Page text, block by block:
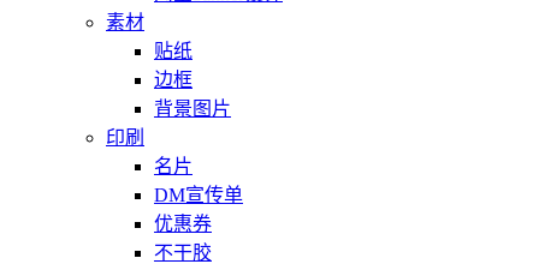
素材
贴纸
边框
背景图片
印刷
名片
DM宣传单
优惠券
不干胶